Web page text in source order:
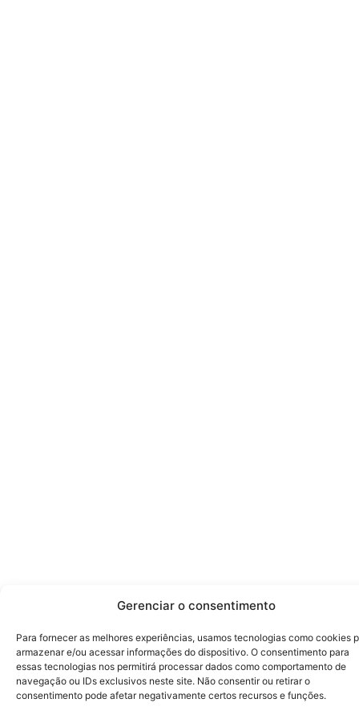
Gerenciar o consentimento
Para fornecer as melhores experiências, usamos tecnologias como cookies
armazenar e/ou acessar informações do dispositivo. O consentimento para
essas tecnologias nos permitirá processar dados como comportamento de
navegação ou IDs exclusivos neste site. Não consentir ou retirar o
consentimento pode afetar negativamente certos recursos e funções.